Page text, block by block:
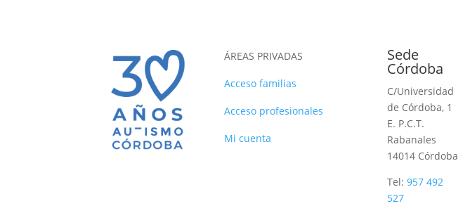
ÁREAS PRIVADAS
Acceso familias
Acceso profesionales
Mi cuenta
Sede
Córdoba
C/Universidad
de Córdoba, 1
E. P.C.T.
Rabanales
14014 Córdoba
Tel: 957 492
527